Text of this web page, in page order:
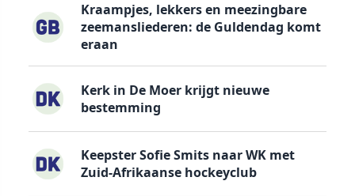
Kraampjes, lekkers en meezingbare
zeemansliederen: de Guldendag komt
eraan
Kerk in De Moer krijgt nieuwe
bestemming
Keepster Sofie Smits naar WK met
Zuid-Afrikaanse hockeyclub